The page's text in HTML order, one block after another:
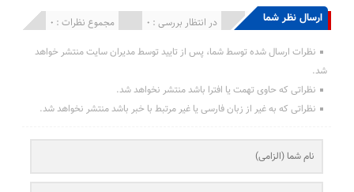
ارسال نظر شما مجموع نظرات : 0 در انتظار بررسی : 0 انتشار یافته : 0
نظرات ارسال شده توسط شما، پس از تایید توسط مدیران سایت منتشر خواهد
شد.
نظراتی که حاوی تهمت یا افترا باشد منتشر نخواهد شد.
نظراتی که به غیر از زبان فارسی یا غیر مرتبط با خبر باشد منتشر نخواهد شد.